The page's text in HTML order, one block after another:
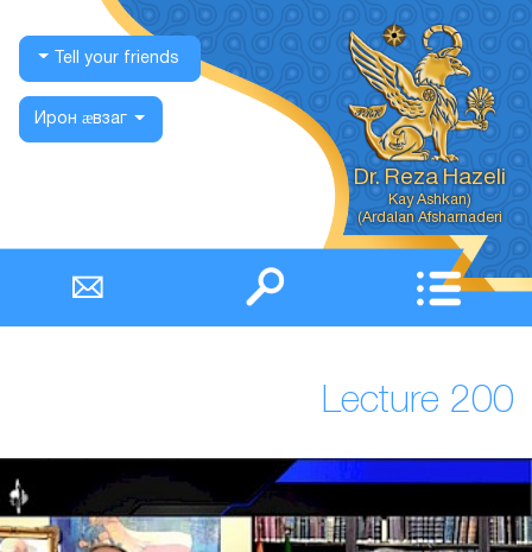
Dr. Reza Hazeli
Ardalan Afsharnaderi)
Tell your friends
Ирон ӕвзаг
Lecture 200